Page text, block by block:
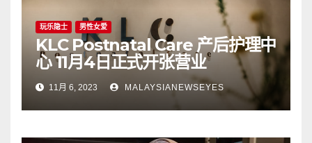
玩乐隐士 男性女爱
KLC Postnatal Care 产后护理中
心 11月4日正式开张营业
11月 6, 2023 MALAYSIANEWSEYES